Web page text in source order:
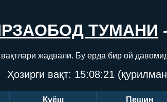
ТУМАНИ
жадвали. Бу ерда бир ой
Ҳозирги вақт: 15:08:22
Қуёш Пешин